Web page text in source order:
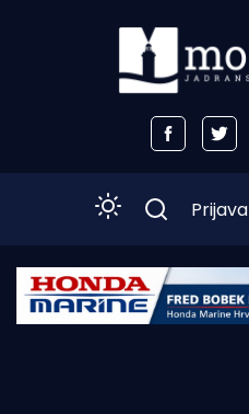
Početna
Prijava